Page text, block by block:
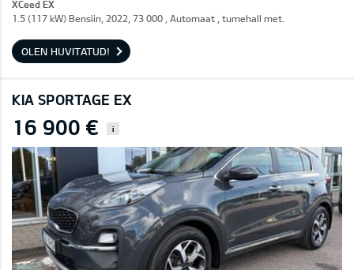
XCeed EX
1.5 (117 kW) Bensiin, 2022, 73 000 , Automaat , tumehall met.
OLEN HUVITATUD!
KIA SPORTAGE EX
16 900 € i